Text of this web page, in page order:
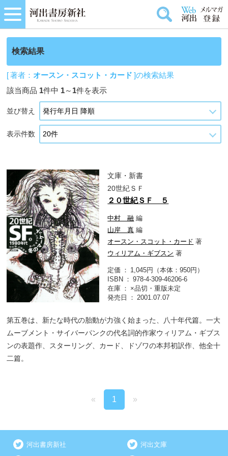
検索結果
[ 著者：オースン・スコット・カード ]の検索結果
該当商品 1件中 1～ 1件を表示
並び替え
表示件数
文庫・新書
20世紀ＳＦ
２０世紀ＳＦ ５
中村 融 編
山岸 真 編
オースン・スコット・カード 著
ウィリアム・ギブスン 著
定価
1,045円（本体：950円）
ISBN
978-4-309-46206-6
在庫
×品切・重版未定
発売日
2001.07.07
第五巻は、新たな時代の胎動が力強く始まった、八十年代篇。一大
ムーブメント・サイバーパンクの代名詞的作家ウィリアム・ギブス
ンの表題作、スターリング、カード、ドゾワの本邦初訳作、他全十
二篇。
« 1 »
河出書房新社 河出文庫